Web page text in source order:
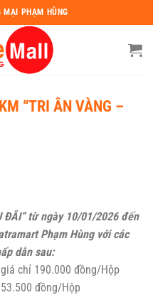
MẠI PHẠM HÙNG
“TRI ÂN VÀNG –
ĐÃI” từ ngày 10/01/2026 đến
Phạm Hùng với các
dẫn sau:
chỉ 190.000 đồng/Hộp
đồng/Hộp